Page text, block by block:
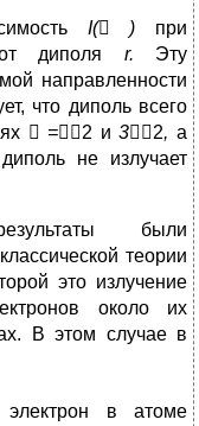
I( ) при
от диполя r. Эту
направленности
что диполь всего
 =2 и32, а
не излучает
были
теории
это излучение
около их
В этом случае в
электрон в атоме